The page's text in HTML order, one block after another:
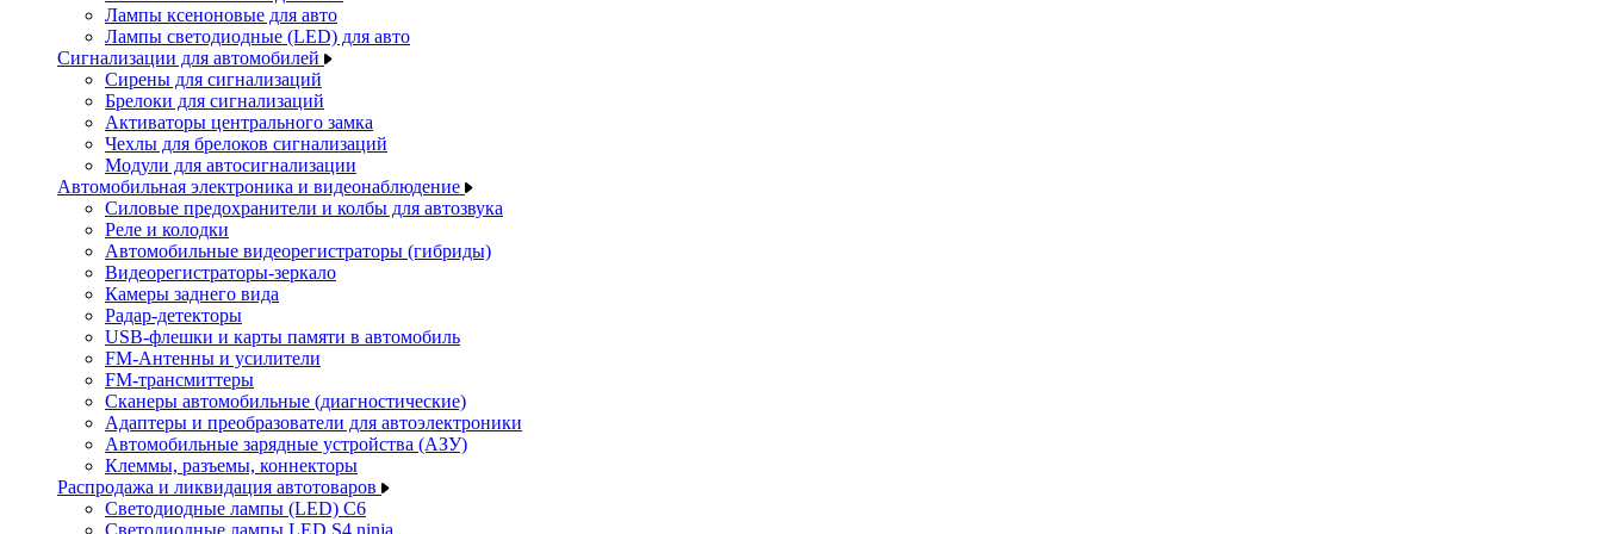
Лампы ксеноновые для авто
Лампы светодиодные (LED) для авто
Сигнализации для автомобилей
Сирены для сигнализаций
Брелоки для сигнализаций
Активаторы центрального замка
Чехлы для брелоков сигнализаций
Модули для автосигнализации
Автомобильная электроника и видеонаблюдение
Силовые предохранители и колбы для автозвука
Реле и колодки
Автомобильные видеорегистраторы (гибриды)
Видеорегистраторы-зеркало
Камеры заднего вида
Радар-детекторы
USB-флешки и карты памяти в автомобиль
FM-Антенны и усилители
FM-трансмиттеры
Сканеры автомобильные (диагностические)
Адаптеры и преобразователи для автоэлектроники
Автомобильные зарядные устройства (АЗУ)
Клеммы, разъемы, коннекторы
Распродажа и ликвидация автотоваров
Светодиодные лампы (LED) C6
Светодиодные лампы LED S4 ninja